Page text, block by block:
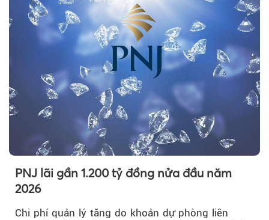
PNJ lãi gần 1.200 tỷ đồng nửa đầu năm
2026
Chi phí quản lý tăng do khoản dự phòng liên